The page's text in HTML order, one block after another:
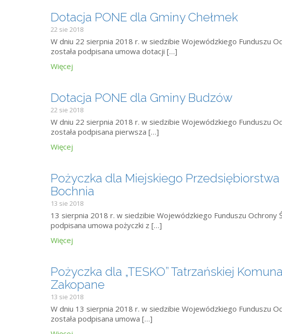
Dotacja PONE dla Gminy Chełmek
22 sie 2018
W dniu 22 sierpnia 2018 r. w siedzibie Wojewódzkiego Funduszu
została podpisana umowa dotacji […]
Więcej
Dotacja PONE dla Gminy Budzów
22 sie 2018
W dniu 22 sierpnia 2018 r. w siedzibie Wojewódzkiego Funduszu
została podpisana pierwsza […]
Więcej
Pożyczka dla Miejskiego
Bochnia
13 sie 2018
13 sierpnia 2018 r. w siedzibie Wojewódzkiego Funduszu Ochrony
podpisana umowa pożyczki z […]
Więcej
Pożyczka dla „TESKO” Tatrzańskiej
Zakopane
13 sie 2018
W dniu 13 sierpnia 2018 r. w siedzibie Wojewódzkiego Funduszu
została podpisana umowa […]